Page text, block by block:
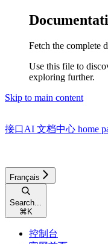
Fetch the complete
Use this file to
exploring further.
Skip to main content
接口AI 文档中心 home
Français
Search...
⌘ K
控制台